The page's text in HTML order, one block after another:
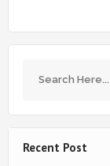
Recent Post